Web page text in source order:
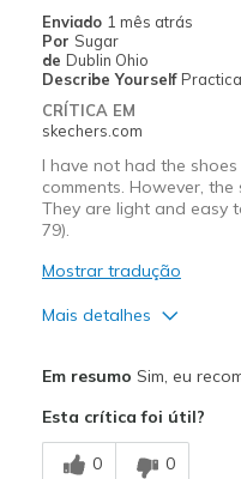
Width
Sizing
View On Shoes
I'm
Enviado 1 mês atrás
Por Sugar
de Dublin Ohio
Describe Yourself
CRÍTICA EM
skechers.com
I have not had the
comments. However,
They are light and easy
79).
Mostrar tradução
Mais detalhes
Comfortable
Em resumo Sim, eu
Esta crítica foi útil?
0 0